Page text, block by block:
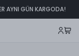
AYNI GÜN KARGODA!